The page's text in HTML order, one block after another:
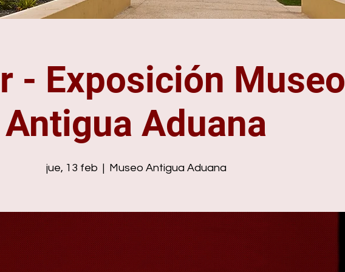
- Exposición Museo
Antigua Aduana
jue, 13 feb
  |
Museo Antigua Aduana